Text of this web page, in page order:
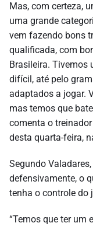
Mas, com certeza,
uma grande
vem fazendo bons
qualificada, com
Brasileira. Tivemos
difícil, até pelo
adaptados a jogar.
mas temos que
comenta o
desta quarta-feira,
Segundo
defensivamente, o
tenha o controle do
“Temos que ter um